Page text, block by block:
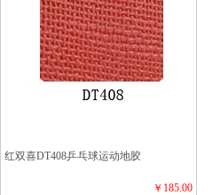
红双喜DT408乒乓球运动地胶
￥185.00